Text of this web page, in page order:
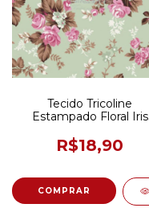
Tecido Tricoline
Estampado Floral Iris
150CM
R$18,90